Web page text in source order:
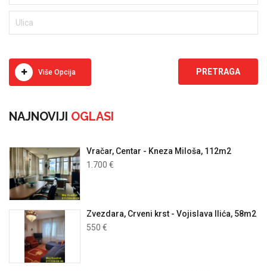
Više Opcija
NAJNOVIJI OGLASI
Vračar, Centar - Kneza Miloša, 112m2
1.700 €
Zvezdara, Crveni krst - Vojislava Ilića, 58m2
550 €